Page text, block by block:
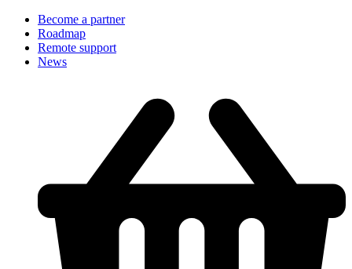
Become a partner
Roadmap
Remote support
News